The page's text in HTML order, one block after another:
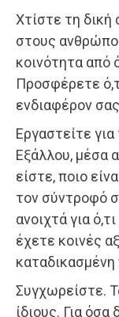
Χτίστε τη δική
στους
κοινότητα από
Προσφέρετε
ενδιαφέρον
Εργαστείτε
Εξάλλου, μέσα
είστε, ποιο
τον σύντροφό
ανοιχτά για
έχετε κοινές
Συγχωρείστε.
ίδιους. Για